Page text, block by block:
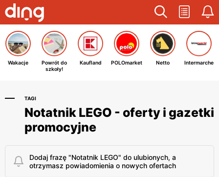
Wakacje
Powrót do
szkoły!
Kaufland POLOmarket Netto Intermarche
TAGI
Notatnik LEGO - oferty i gazetki
promocyjne
Dodaj frazę "Notatnik LEGO" do ulubionych, a
otrzymasz powiadomienia o nowych ofertach